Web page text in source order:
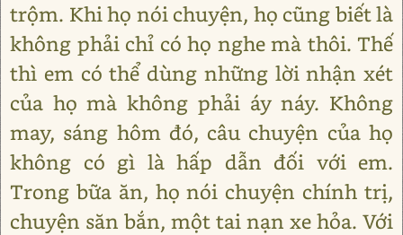
trộm. Khi họ nói chuyện, họ cũng biết là
không phải chỉ có họ nghe mà thôi. Thế
thì em có thể dùng những lời nhận xét
của họ mà không phải áy náy. Không
may, sáng hôm đó, câu chuyện của họ
không có gì là hấp dẫn đối với em.
Trong bữa ăn, họ nói chuyện chính trị,
chuyện săn bắn, một tai nạn xe hỏa. Với